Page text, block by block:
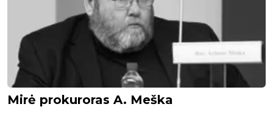
Mirė prokuroras A. Meška